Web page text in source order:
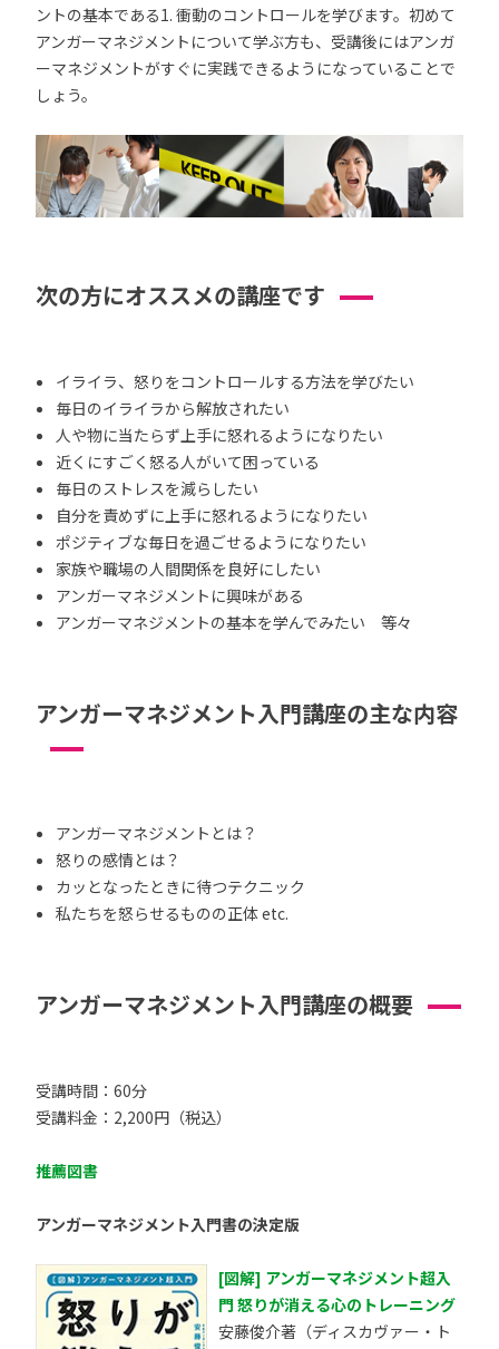
ントの基本である1. 衝動のコントロールを学びます。初めて
アンガーマネジメントについて学ぶ方も、受講後にはアンガ
ーマネジメントがすぐに実践できるようになっていることで
しょう。
次の方にオススメの講座です
イライラ、怒りをコントロールする方法を学びたい
毎日のイライラから解放されたい
人や物に当たらず上手に怒れるようになりたい
近くにすごく怒る人がいて困っている
毎日のストレスを減らしたい
自分を責めずに上手に怒れるようになりたい
ポジティブな毎日を過ごせるようになりたい
家族や職場の人間関係を良好にしたい
アンガーマネジメントに興味がある
アンガーマネジメントの基本を学んでみたい 等々
アンガーマネジメント入門講座の主な内容
アンガーマネジメントとは？
怒りの感情とは？
カッとなったときに待つテクニック
私たちを怒らせるものの正体 etc.
アンガーマネジメント入門講座の概要
受講時間：60分
受講料金：2,200円（税込）
推薦図書
アンガーマネジメント入門書の決定版
[図解] アンガーマネジメント超入
門 怒りが消える心のトレーニング
安藤俊介著（ディスカヴァー・ト